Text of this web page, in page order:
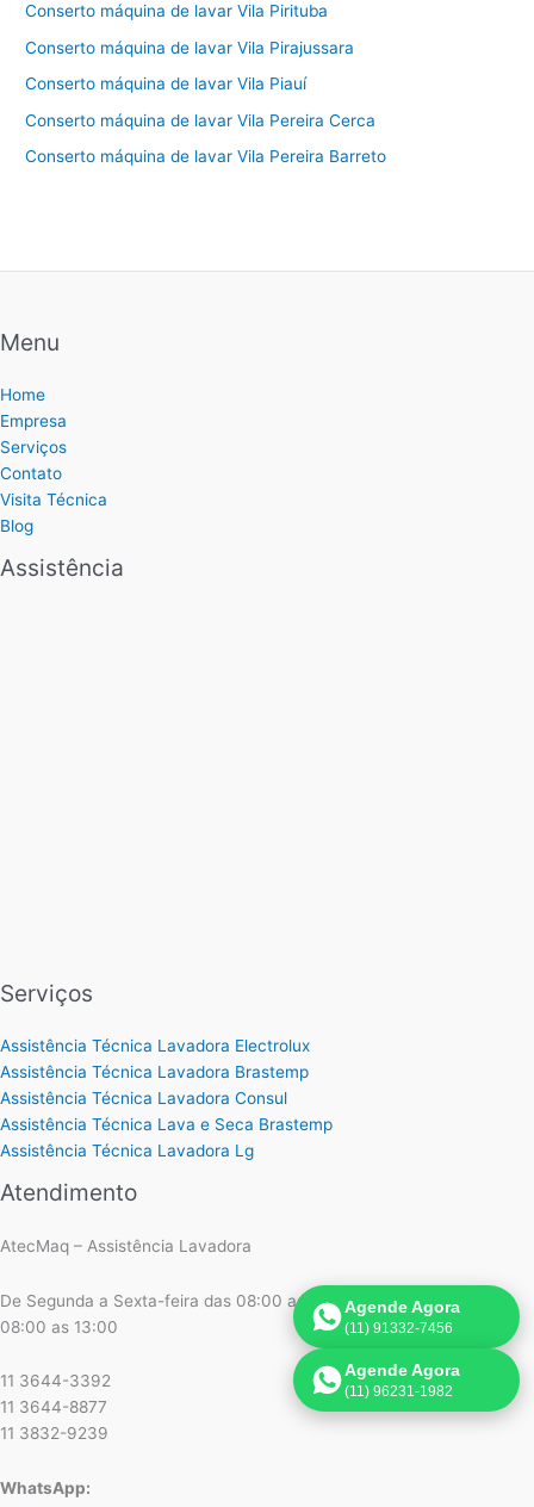
Conserto máquina de lavar Vila Pirituba
Conserto máquina de lavar Vila Pirajussara
Conserto máquina de lavar Vila Piauí
Conserto máquina de lavar Vila Pereira Cerca
Conserto máquina de lavar Vila Pereira Barreto
Menu
Home
Empresa
Serviços
Contato
Visita Técnica
Blog
Assistência
Serviços
Assistência Técnica Lavadora Electrolux
Assistência Técnica Lavadora Brastemp
Assistência Técnica Lavadora Consul
Assistência Técnica Lava e Seca Brastemp
Assistência Técnica Lavadora Lg
Atendimento
AtecMaq – Assistência Lavadora
De Segunda a Sexta-feira das 08:00 as 18:00 e aos Sábados das
08:00 as 13:00
11 3644-3392
11 3644-8877
11 3832-9239
WhatsApp:
Agende Agora
(11) 91332-7456
Agende Agora
(11) 96231-1982